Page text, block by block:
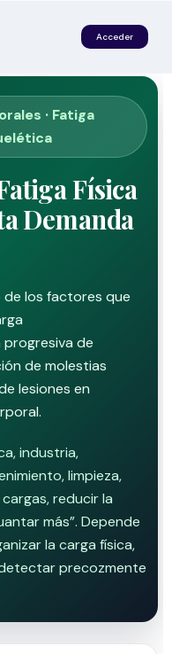
Acceder
· Fatiga
Física
Demanda
de los factores que
de
de molestias
lesiones en
industria,
limpieza,
reducir la
más”. Depende
la carga física,
precozmente